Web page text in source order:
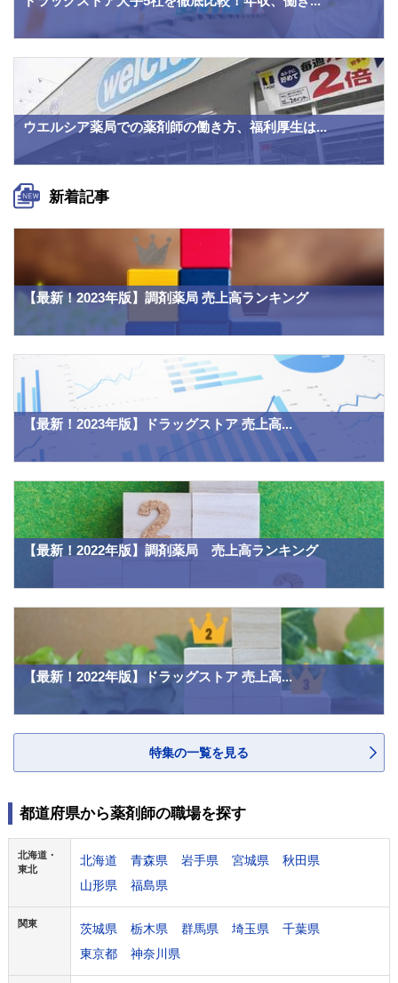
ウエルシア薬局での薬剤師の働き方、福利厚生は...
新着記事
【最新！2023年版】調剤薬局 売上高ランキング
【最新！2023年版】ドラッグストア 売上高...
【最新！2022年版】調剤薬局 売上高ランキング
【最新！2022年版】ドラッグストア 売上高...
特集の一覧を見る
都道府県から薬剤師の職場を探す
北海道・
東北
北海道 青森県 岩手県 宮城県
秋田県
山形県
福島県
関東 茨城県 栃木県 群馬県 埼玉県
千葉県
東京都
神奈川県